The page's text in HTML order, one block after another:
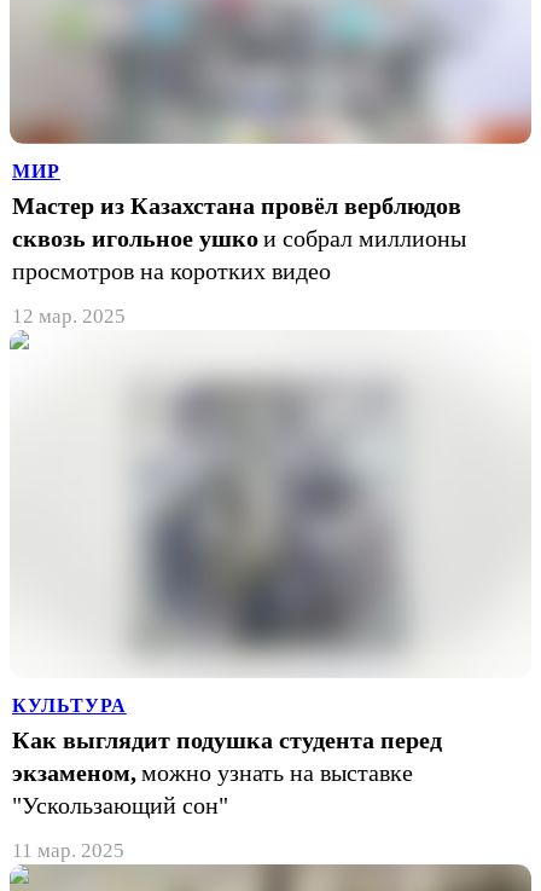
МИР
Мастер из Казахстана провёл верблюдов
сквозь игольное ушкои собрал миллионы
просмотров на коротких видео
12 мар. 2025
КУЛЬТУРА
Как выглядит подушка студента перед
экзаменом,можно узнать на выставке
"Ускользающий сон"
11 мар. 2025